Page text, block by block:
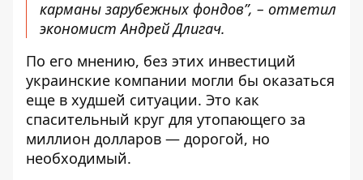
карманы зарубежных фондов”, – отметил
экономист Андрей Длигач.
По его мнению, без этих инвестиций
украинские компании могли бы оказаться
еще в худшей ситуации. Это как
спасительный круг для утопающего за
миллион долларов — дорогой, но
необходимый.